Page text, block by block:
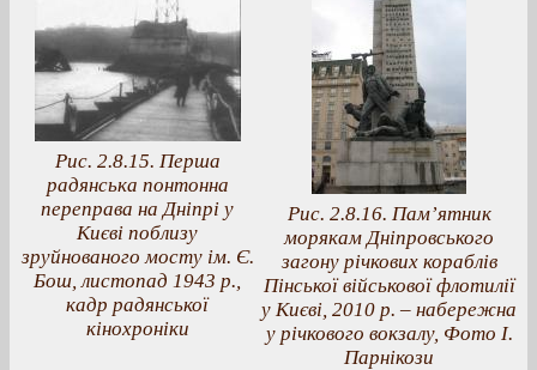
Рис. 2.8.15. Перша
радянська понтонна
переправа на Дніпрі у
Києві поблизу
зруйнованого мосту ім. Є.
Бош, листопад 1943 р.,
кадр радянської
кінохроніки
Рис. 2.8.16. Пам’ятник
морякам Дніпровського
загону річкових кораблів
Пінської військової флотилії
у Києві, 2010 р. – набережна
у річкового вокзалу, Фото І.
Парнікози